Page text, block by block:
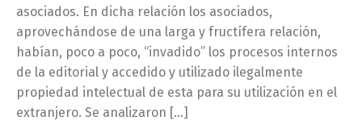
asociados. En dicha relación los asociados,
aprovechándose de una larga y fructífera relación,
habían, poco a poco, “invadido” los procesos internos
de la editorial y accedido y utilizado ilegalmente
propiedad intelectual de esta para su utilización en el
extranjero. Se analizaron […]